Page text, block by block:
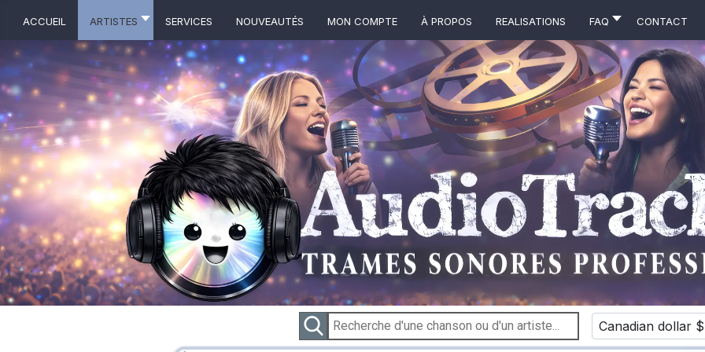
ACCUEIL ARTISTES Services NOUVEAUTÉS MON COMPTE À propos Realisations FAQ Contact
Canadian dollar $